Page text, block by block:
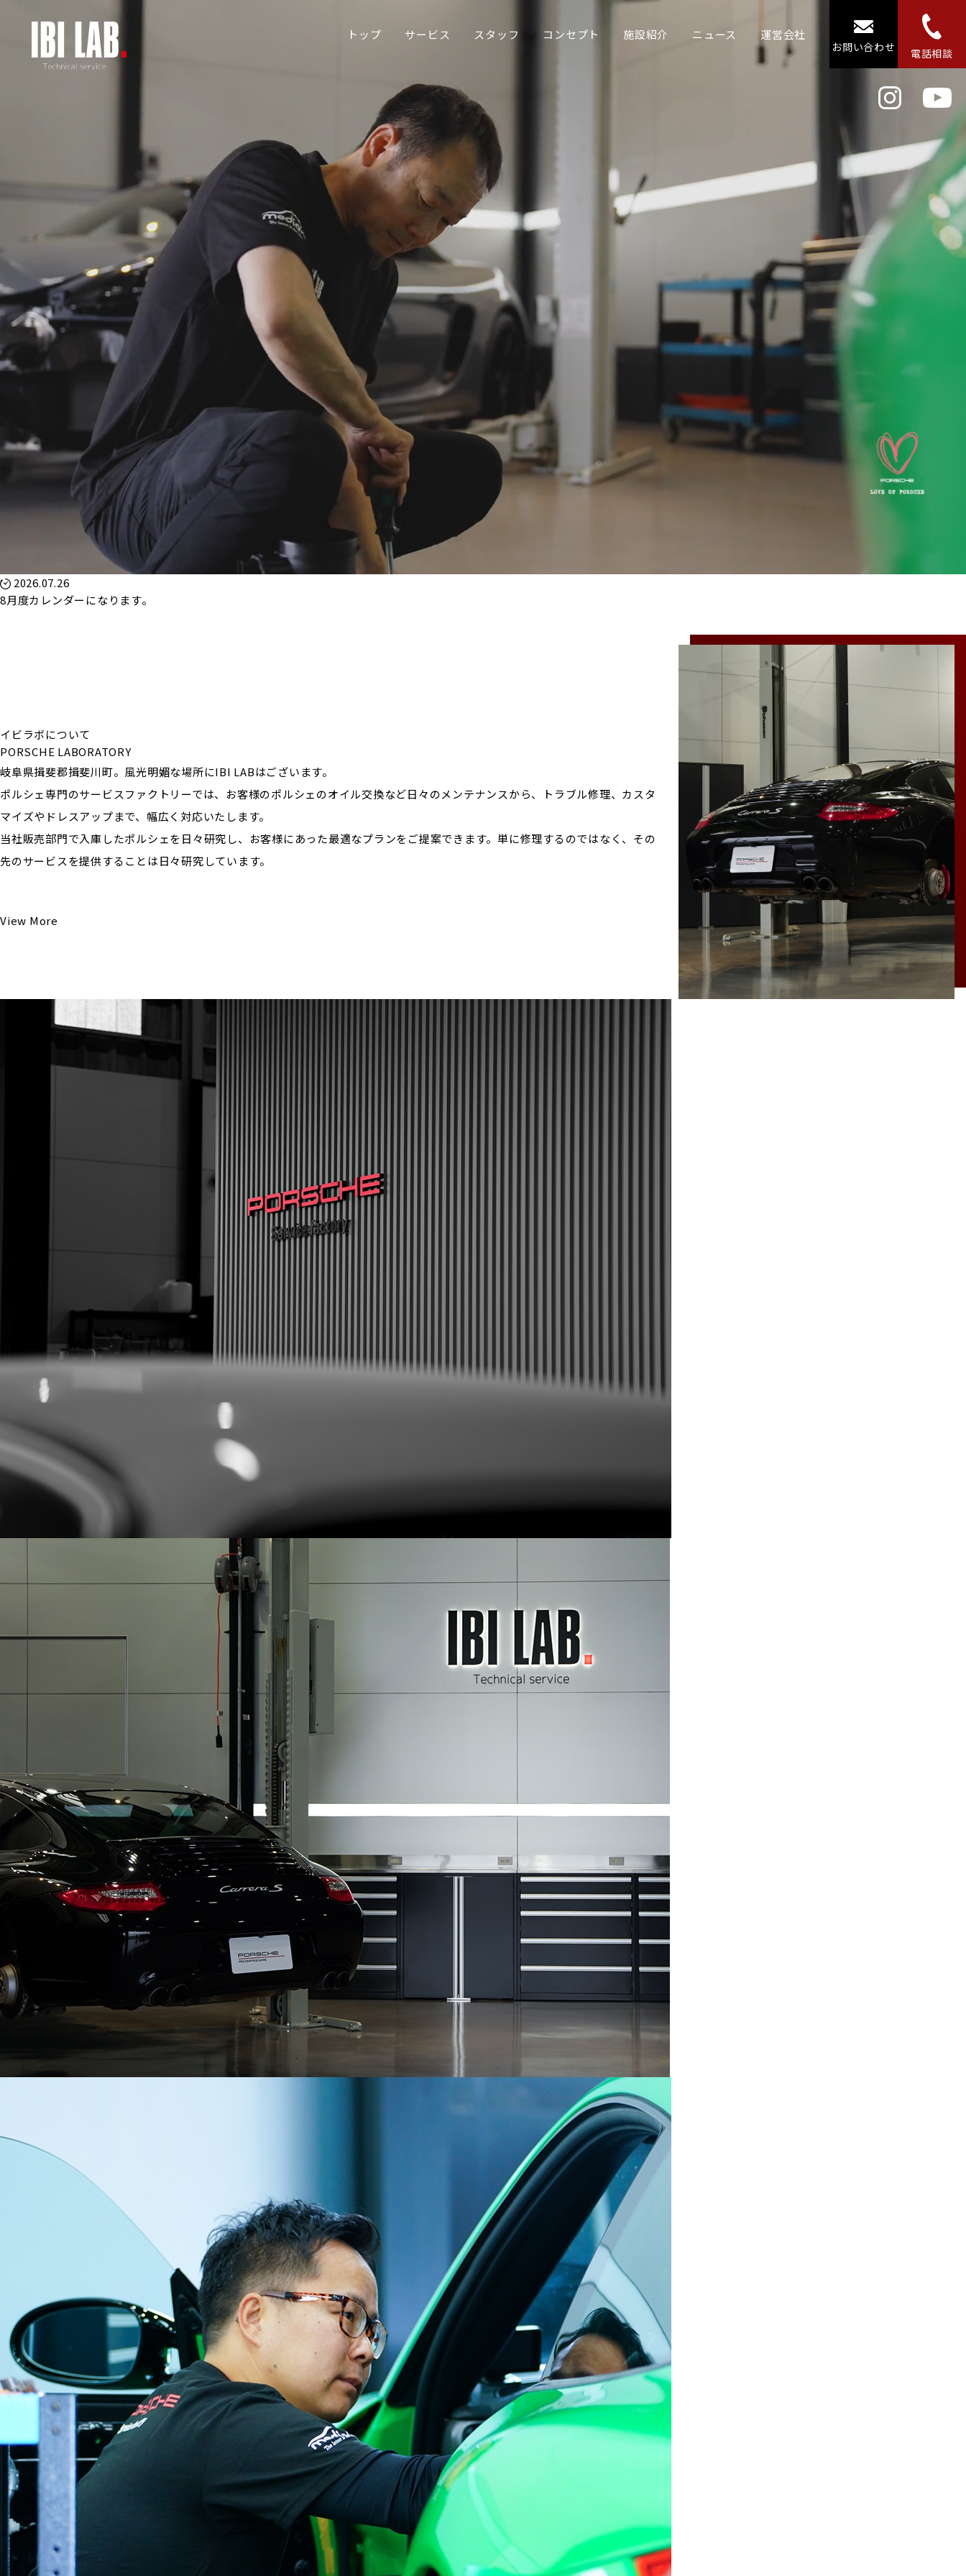
トップ サービス スタッフ コンセプト 施設紹介 ニュース 運営会社
お問い合わせ 電話相談
2026.07.26
8月度カレンダーになります。
イビラボについて
PORSCHE LABORATORY
岐阜県揖斐郡揖斐川町。風光明媚な場所にIBI LABはございます。
ポルシェ専門のサービスファクトリーでは、お客様のポルシェのオイル交換など日々のメンテナンスから、トラブル修理、カスタ
マイズやドレスアップまで、幅広く対応いたします。
当社販売部門で入庫したポルシェを日々研究し、お客様にあった最適なプランをご提案できます。単に修理するのではなく、その
先のサービスを提供することは日々研究しています。
View More